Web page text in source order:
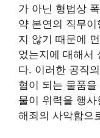
가 아닌 형법상
약 본연의 직무
지 않기 때문에
었는지에 대해서
다. 이러한 공직
협이 되는 물품
물이 위력을 행
해죄의 사악함으